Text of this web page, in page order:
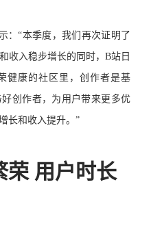
：“本季度，我们再次证明了
收入稳步增长的同时，B站日
健康的社区里，创作者是基
创作者，为用户带来更多优
长和收入提升。”
荣 用户时长